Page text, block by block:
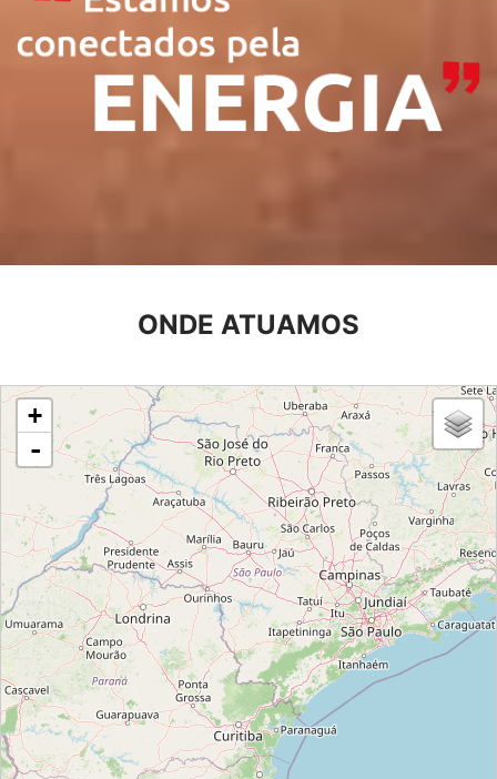
ONDE ATUAMOS
loading map - please wait...
+
-